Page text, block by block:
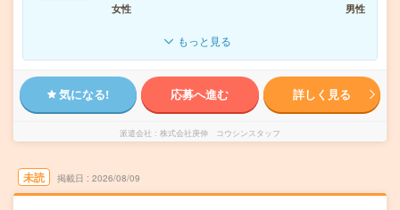
女性
男性
もっと見る
気になる! 応募へ進む 詳しく見る
派遣会社 株式会社庚伸 コウシンスタッフ
未読 掲載日 2026/08/09